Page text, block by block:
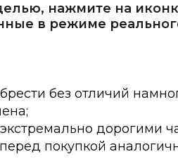
нажмите на
в режиме
без отличий
дорогими
покупкой